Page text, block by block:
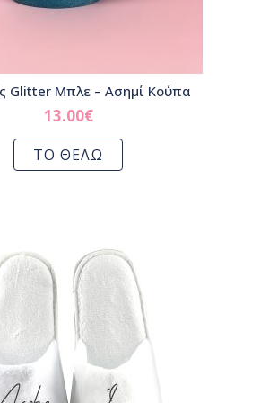
Glitter Μπλε – Ασημί Κούπα
13.00€
ΤΟ ΘΕΛΩ